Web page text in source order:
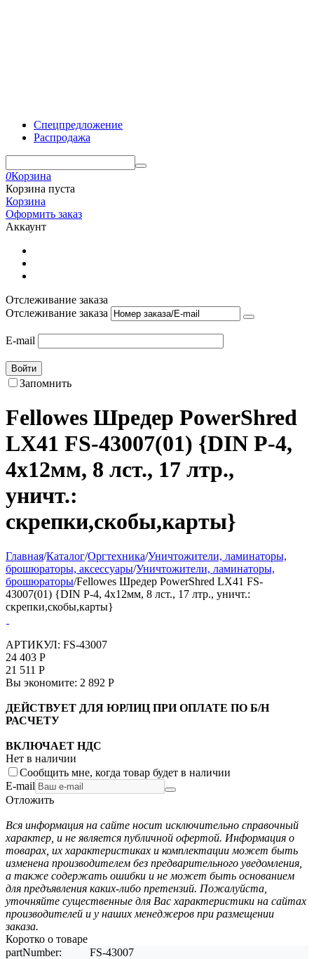
Спецпредложение
Распродажа
0Корзина
Корзина пуста
Корзина
Оформить заказ
Аккаунт
Отслеживание заказа
Отслеживание заказа
E-mail
Войти
Запомнить
Fellowes Шредер PowerShred
LX41 FS-43007(01) {DIN P-4,
4х12мм, 8 лст., 17 лтр.,
уничт.:
скрепки,скобы,карты}
Главная/Каталог/Оргтехника/Уничтожители, ламинаторы,
брошюраторы, аксессуары/Уничтожители, ламинаторы,
брошюраторы/Fellowes Шредер PowerShred LX41 FS-
43007(01) {DIN P-4, 4х12мм, 8 лст., 17 лтр., уничт.:
скрепки,скобы,карты}
АРТИКУЛ: FS-43007
24 403 Р
21 511 Р
Вы экономите: 2 892 Р
ДЕЙСТВУЕТ ДЛЯ ЮРЛИЦ ПРИ ОПЛАТЕ ПО Б/Н
РАСЧЕТУ
ВКЛЮЧАЕТ НДС
Нет в наличии
Сообщить мне, когда товар будет в наличии
E-mail
Отложить
Вся информация на сайте носит исключительно справочный
характер, и не является публичной офертой. Информация о
товарах, их характеристиках и комплектации может быть
изменена производителем без предварительного уведомления,
а также содержать ошибки и не может быть основанием
для предъявления каких-либо претензий. Пожалуйста,
уточняйте существенные для Вас характеристики на сайтах
производителей и у наших менеджеров при размещении
заказа.
Коротко о товаре
partNumber:
FS-43007